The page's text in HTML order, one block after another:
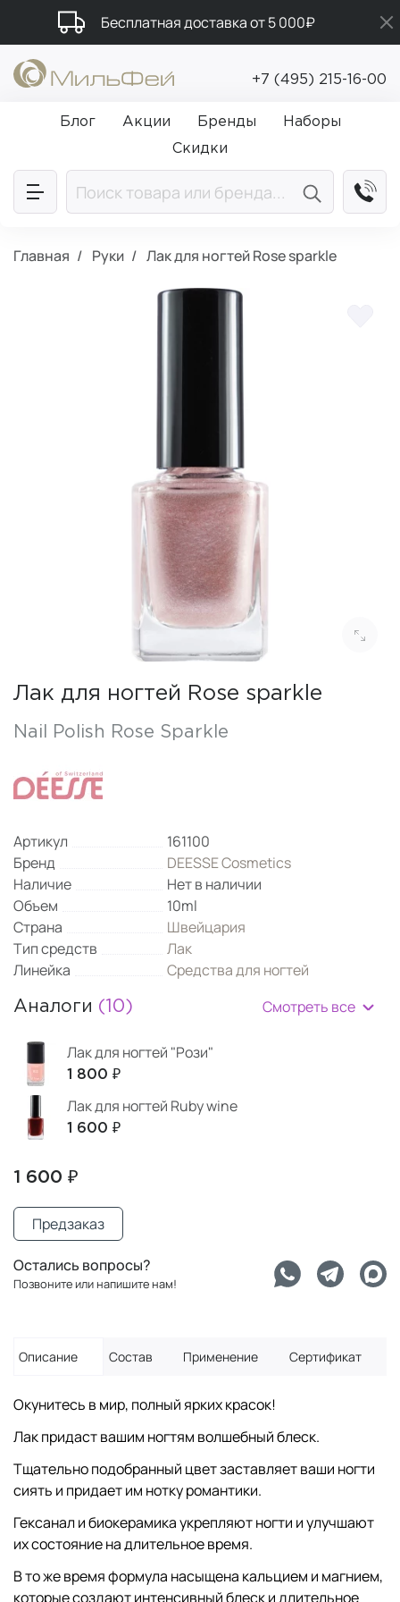
Бесплатная доставка от 5 000₽
Промокод ПРИВЕТ
Подарки в каждый заказ от 5 000₽
+7 (495) 215-16-00
Блог Акции Бренды
Наборы
Скидки
Главная Руки Лак для ногтей Rose sparkle
Лак для ногтей Rose sparkle
Nail Polish Rose Sparkle
Артикул
161100
Бренд
DEESSE Cosmetics
Наличие
Нет в наличии
Объем
10ml
Страна
Швейцария
Тип средств
Лак
Линейка
Средства для ногтей
Аналоги (10) Смотреть все
Лак для ногтей "Рози"
1 800 ₽
Лак для ногтей Ruby wine
1 600 ₽
1 600 ₽
Предзаказ
Остались вопросы?
Позвоните или напишите нам!
Описание Состав Применение Сертификат
Окунитесь в мир, полный ярких красок!
Лак придаст вашим ногтям волшебный блеск.
Тщательно подобранный цвет заставляет ваши ногти
сиять и придает им нотку романтики.
Гексанал и биокерамика укрепляют ногти и улучшают
их состояние на длительное время.
В то же время формула насыщена кальцием и магнием,
которые создают интенсивный блеск и длительное